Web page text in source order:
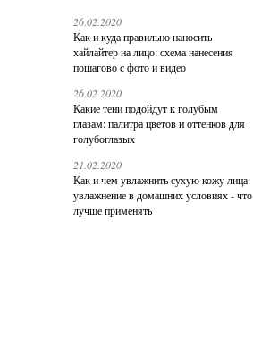
26.02.2020
Как и куда правильно наносить
хайлайтер на лицо: схема нанесения
пошагово с фото и видео
26.02.2020
Какие тени подойдут к голубым
глазам: палитра цветов и оттенков для
голубоглазых
21.02.2020
Как и чем увлажнить сухую кожу лица:
увлажнение в домашних условиях - что
лучше применять